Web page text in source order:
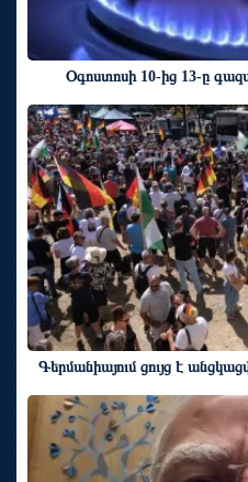
Օգոստոսի 10-ից 13-ը
Գերմանիայում ցույց է